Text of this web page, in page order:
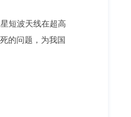
短波天线在超高
的问题，为我国